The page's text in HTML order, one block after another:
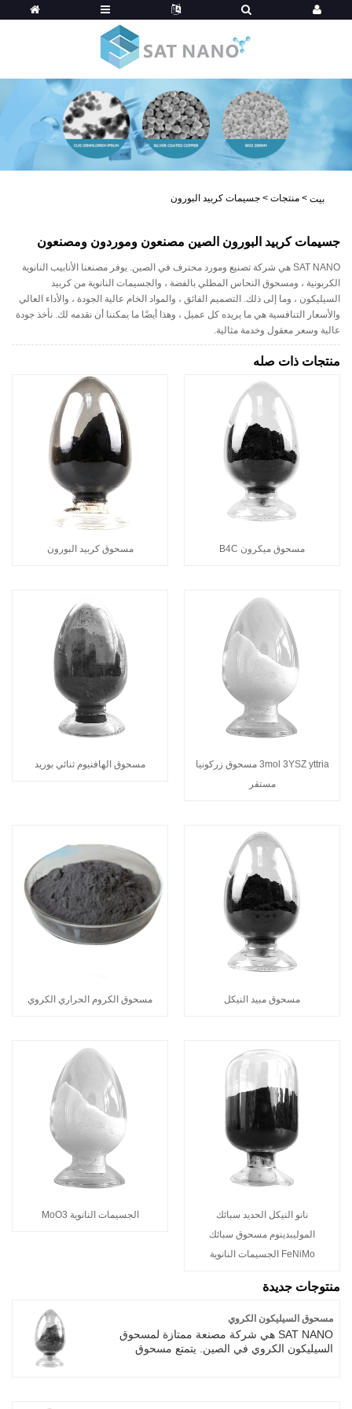
بيت > منتجات > جسيمات كربيد البورون
جسيمات كربيد البورون الصين مصنعون وموردون ومصنعون
SAT NANO هي شركة تصنيع ومورد محترف في الصين. يوفر مصنعنا الأنابيب النانوية
الكربونية ، ومسحوق النحاس المطلي بالفضة ، والجسيمات النانوية من كربيد
السيليكون ، وما إلى ذلك. التصميم الفائق ، والمواد الخام عالية الجودة ، والأداء العالي
والأسعار التنافسية هي ما يريده كل عميل ، وهذا أيضًا ما يمكننا أن نقدمه لك. نأخذ جودة
عالية وسعر معقول وخدمة مثالية.
منتجات ذات صله
مسحوق ميكرون B4C مسحوق كربيد البورون
3mol 3YSZ yttria مسحوق زركونيا
مستقر
مسحوق الهافنيوم ثنائي بوريد
مسحوق مبيد النيكل مسحوق الكروم الحراري الكروي
نانو النيكل الحديد سبائك
الموليبدينوم مسحوق سبائك
FeNiMo الجسيمات النانوية
الجسيمات النانوية MoO3
منتوجات جديدة
مسحوق السيليكون الكروي
SAT NANO هي شركة مصنعة ممتازة لمسحوق
السيليكون الكروي في الصين. يتمتع مسحوق